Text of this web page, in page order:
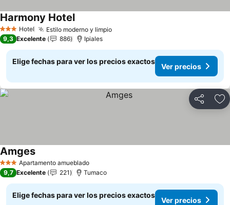
3 Estrellas
Hotel Estilo moderno y limpioVer precios
Harmony HotelVer precios
9,3 Excelente 886 Ipiales
Elige fechas para ver los precios exactos
Ver precios
Compartir
3 EstrellasApartamento amueblado
AmgesVer precios
9,7 Excelente 221 Tumaco
Elige fechas para ver los precios exactos
Ver precios